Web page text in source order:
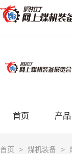
首页 产品
首页 > 煤机装备 >